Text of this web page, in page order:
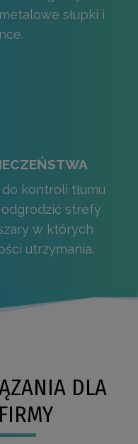
słupki i
kontroli tłumu
strefy
w których
utrzymania.
DLA